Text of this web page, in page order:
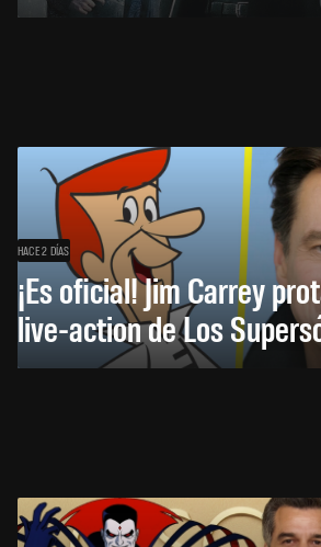
HACE 2 DÍAS
¡Es oficial! Jim Carrey
live-action de Los